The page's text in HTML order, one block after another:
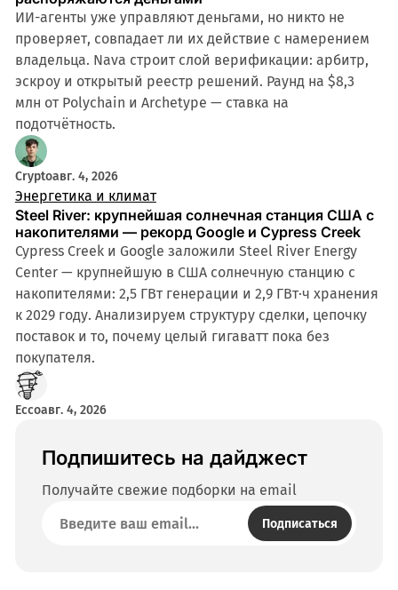
ИИ-агенты уже управляют деньгами, но никто не
проверяет, совпадает ли их действие с намерением
владельца. Nava строит слой верификации: арбитр,
эскроу и открытый реестр решений. Раунд на $8,3
млн от Polychain и Archetype — ставка на
подотчётность.
Cryptoавг. 4, 2026
Энергетика и климат
Steel River: крупнейшая солнечная станция США с
накопителями — рекорд Google и Cypress Creek
Cypress Creek и Google заложили Steel River Energy
Center — крупнейшую в США солнечную станцию с
накопителями: 2,5 ГВт генерации и 2,9 ГВт·ч хранения
к 2029 году. Анализируем структуру сделки, цепочку
поставок и то, почему целый гигаватт пока без
покупателя.
Eccoавг. 4, 2026
Подпишитесь на дайджест
Получайте свежие подборки на email
Подписаться